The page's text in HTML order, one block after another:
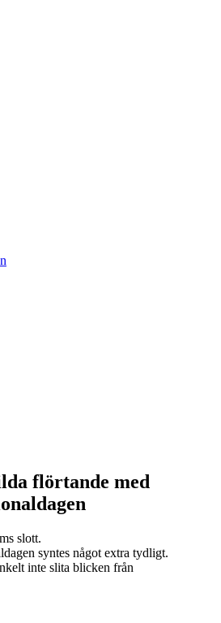
flörtande med
slott.
syntes något extra tydligt.
inte slita blicken från